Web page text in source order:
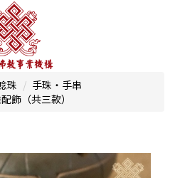
珠
手珠‧手串
飾（共三款）